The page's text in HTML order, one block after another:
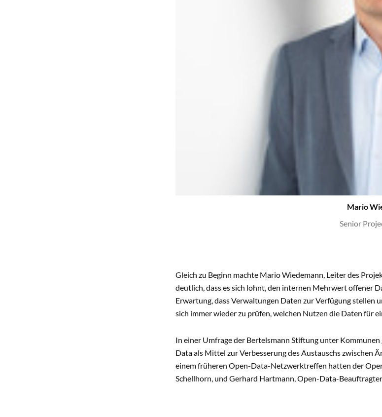
Mario
Senior
Gleich zu Beginn machte Mario Wiedemann, Leiter des
deutlich, dass es sich lohnt, den internen Mehrwert offener
Erwartung, dass Verwaltungen Daten zur Verfügung stellen
sich immer wieder zu prüfen, welchen Nutzen die Daten für
In einer Umfrage der Bertelsmann Stiftung unter
Data als Mittel zur Verbesserung des Austauschs zwischen
einem früheren Open-Data-Netzwerktreffen hatten der
Schellhorn, und Gerhard Hartmann, Open-Data-